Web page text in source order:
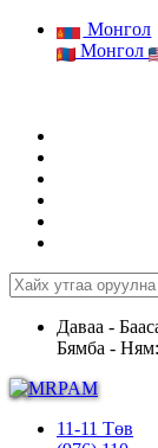
Монгол
Монгол
Даваа -
Бямба -
11-11 Төв